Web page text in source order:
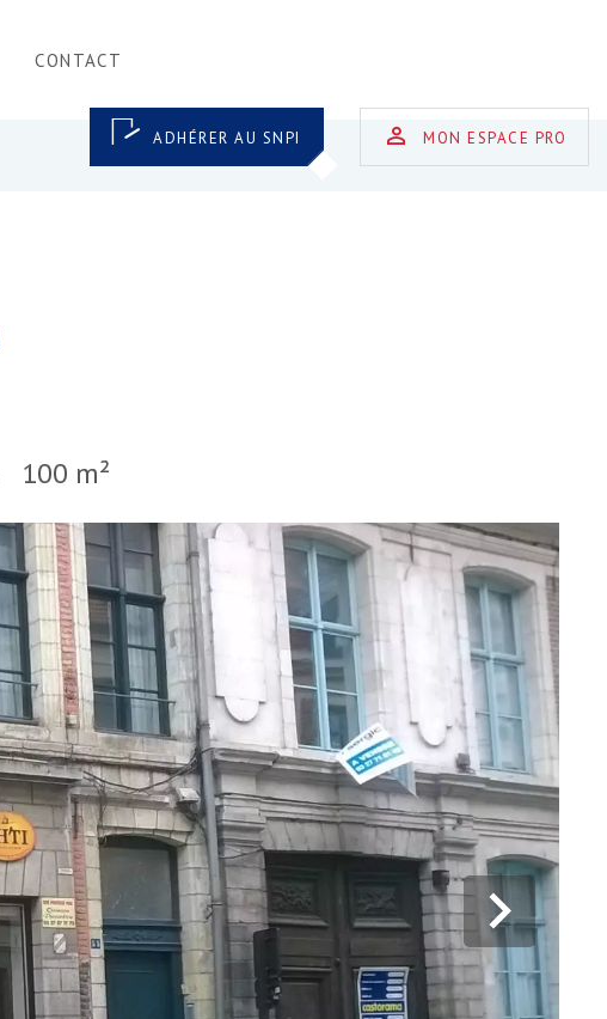
CONTACT
ADHÉRER AU SNPI MON ESPACE PRO
100 m²